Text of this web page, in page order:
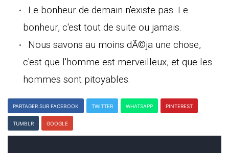
Le bonheur de demain n'existe pas. Le
bonheur, c'est tout de suite ou jamais.
Nous savons au moins dÃ©ja une chose,
c'est que l'homme est merveilleux, et que les
hommes sont pitoyables.
PARTAGER SUR FACEBOOK TWITTER WHATSAPP PINTEREST
TUMBLR GOOGLE